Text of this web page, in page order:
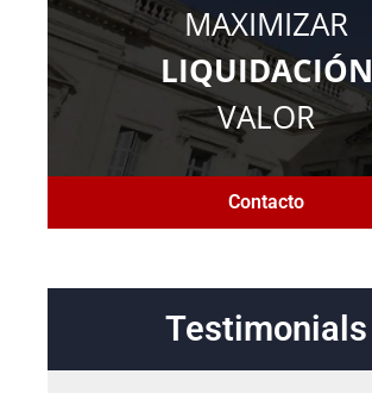
MAXIMIZAR
LIQUIDACIÓN
VALOR
Contacto
Testimonials